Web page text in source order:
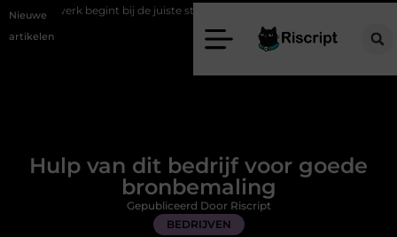
Nieuwe
artikelen
bij de juiste stretch werkbroek
Hulp van dit bedrijf voor goede
bronbemaling
BEDRIJVEN
Gepubliceerd Door Riscript